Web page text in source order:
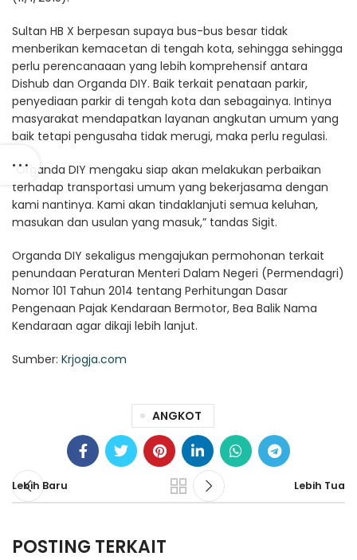
Sultan HB X berpesan supaya bus-bus besar tidak
menberikan kemacetan di tengah kota, sehingga sehingga
perlu perencanaaan yang lebih komprehensif antara
Dishub dan Organda DIY. Baik terkait penataan parkir,
penyediaan parkir di tengah kota dan sebagainya. Intinya
masyarakat mendapatkan layanan angkutan umum yang
baik tetapi pengusaha tidak merugi, maka perlu regulasi.
“Organda DIY mengaku siap akan melakukan perbaikan
terhadap transportasi umum yang bekerjasama dengan
kami nantinya. Kami akan tindaklanjuti semua keluhan,
masukan dan usulan yang masuk,” tandas Sigit.
Organda DIY sekaligus mengajukan permohonan terkait
penundaan Peraturan Menteri Dalam Negeri (Permendagri)
Nomor 101 Tahun 2014 tentang Perhitungan Dasar
Pengenaan Pajak Kendaraan Bermotor, Bea Balik Nama
Kendaraan agar dikaji lebih lanjut.
Sumber: Krjogja.com
ANGKOT
Lebih Baru Lebih Tua
POSTING TERKAIT